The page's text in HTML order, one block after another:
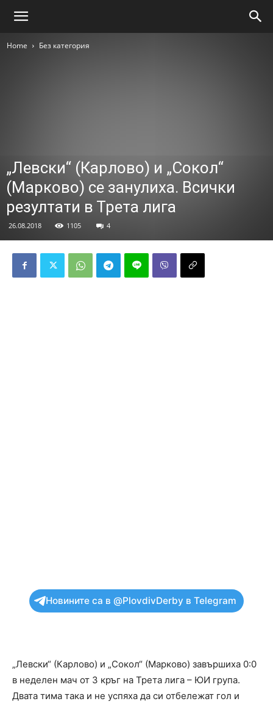
Home Без категория
„Левски“ (Карлово) и „Сокол“
(Марково) се занулиха. Всички
резултати в Трета лига
26.08.2018 1105 4
Новините са в @PlovdivDerby в Telegram
„Левски“ (Карлово) и „Сокол“ (Марково) завършиха 0:0
в неделен мач от 3 кръг на Трета лига – ЮИ група.
Двата тима така и не успяха да си отбележат гол и